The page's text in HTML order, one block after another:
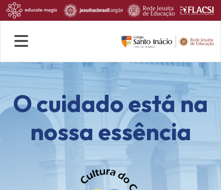
O cuidado está na
nossa essência